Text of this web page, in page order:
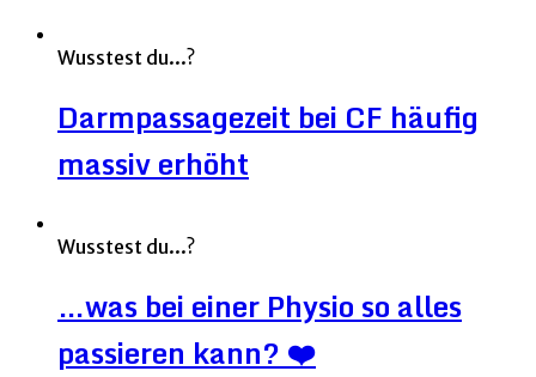
Wusstest du...?
Darmpassagezeit bei CF häufig
massiv erhöht
Wusstest du...?
…was bei einer Physio so alles
passieren kann? ❤️